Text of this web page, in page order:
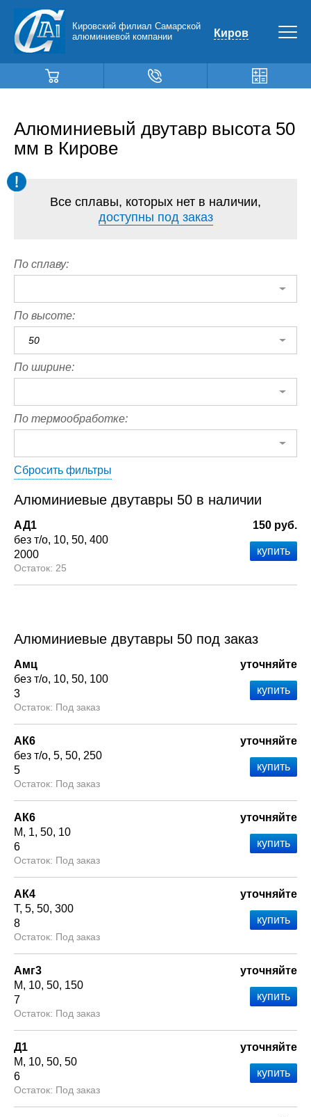
Кировский филиал Самарской
алюминиевой компании
Киров
Алюминиевый двутавр высота 50
мм в Кирове
Все сплавы, которых нет в наличии,
доступны под заказ
По сплаву:
По высоте:
50
По ширине:
По термообработке:
Сбросить фильтры
Алюминиевые двутавры 50 в наличии
АД1
без т/о 10 50 400
2000
25
150 руб.
Алюминиевые двутавры 50 под заказ
Амц
без т/о 10 50 100
3
Под заказ
уточняйте
АК6
без т/о 5 50 250
5
Под заказ
уточняйте
АК6
М
1 50 10
6
Под заказ
уточняйте
АК4
Т 5 50 300
8
Под заказ
уточняйте
Амг3
М
10 50 150
7
Под заказ
уточняйте
Д1
М
10 50 50
6
Под заказ
уточняйте